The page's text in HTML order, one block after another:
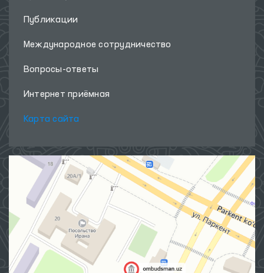
Публикации
Международное сотрудничество
Вопросы-ответы
Интернет приёмная
Карта сайта